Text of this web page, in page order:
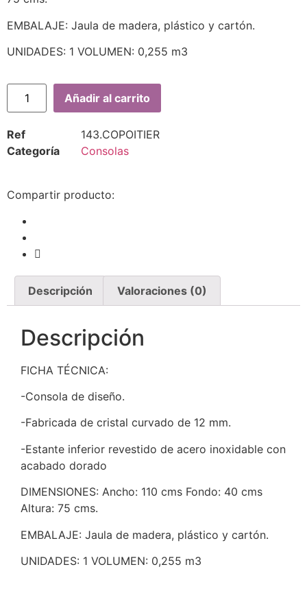
EMBALAJE: Jaula de madera, plástico y cartón.
UNIDADES: 1 VOLUMEN: 0,255 m3
Añadir al carrito
Ref
143.COPOITIER
Categoría
Consolas
Compartir producto:
Descripción Valoraciones (0)
Descripción
FICHA TÉCNICA:
-Consola de diseño.
-Fabricada de cristal curvado de 12 mm.
-Estante inferior revestido de acero inoxidable con
acabado dorado
DIMENSIONES: Ancho: 110 cms Fondo: 40 cms
Altura: 75 cms.
EMBALAJE: Jaula de madera, plástico y cartón.
UNIDADES: 1 VOLUMEN: 0,255 m3